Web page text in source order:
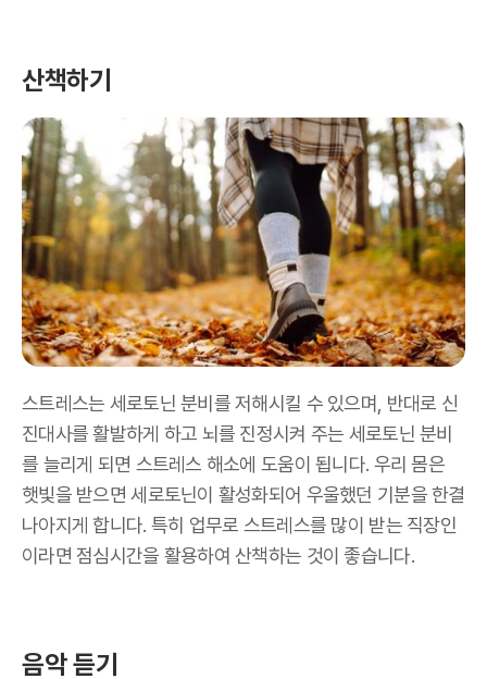
산책하기
스트레스는 세로토닌 분비를 저해시킬 수 있으며, 반대로 신
진대사를 활발하게 하고 뇌를 진정시켜 주는 세로토닌 분비
를 늘리게 되면 스트레스 해소에 도움이 됩니다. 우리 몸은
햇빛을 받으면 세로토닌이 활성화되어 우울했던 기분을 한결
나아지게 합니다. 특히 업무로 스트레스를 많이 받는 직장인
이라면 점심시간을 활용하여 산책하는 것이 좋습니다.
음악 듣기